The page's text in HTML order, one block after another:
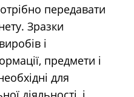
передавати
Зразки
і
предмети і
для